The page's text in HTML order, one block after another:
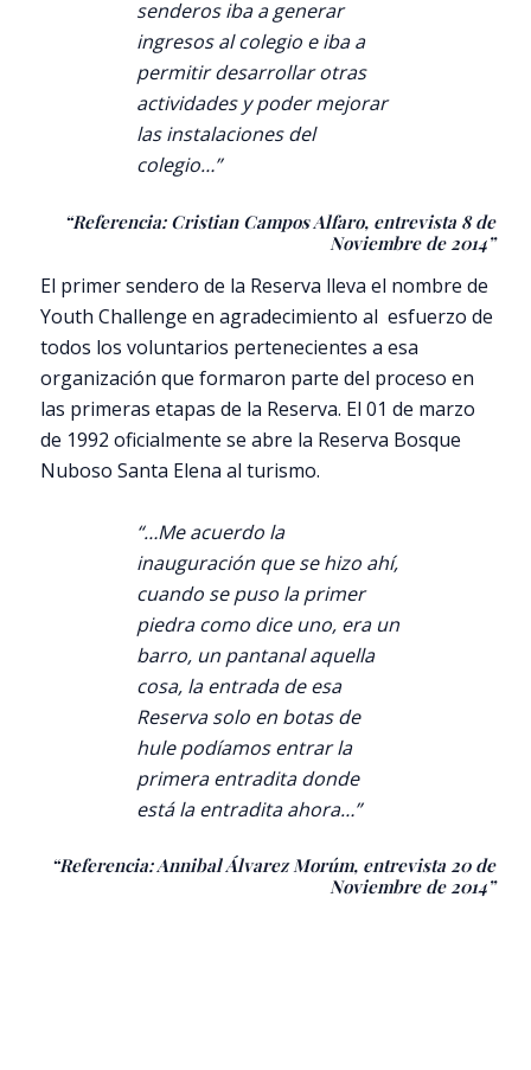
senderos iba a generar
ingresos al colegio e iba a
permitir desarrollar otras
actividades y poder mejorar
las instalaciones del
colegio…”
“Referencia: Cristian Campos Alfaro, entrevista 8 de
Noviembre de 2014”
El primer sendero de la Reserva lleva el nombre de
Youth Challenge en agradecimiento al esfuerzo de
todos los voluntarios pertenecientes a esa
organización que formaron parte del proceso en
las primeras etapas de la Reserva. El 01 de marzo
de 1992 oficialmente se abre la Reserva Bosque
Nuboso Santa Elena al turismo.
“…Me acuerdo la
inauguración que se hizo ahí,
cuando se puso la primer
piedra como dice uno, era un
barro, un pantanal aquella
cosa, la entrada de esa
Reserva solo en botas de
hule podíamos entrar la
primera entradita donde
está la entradita ahora…”
“Referencia: Annibal Álvarez Morúm, entrevista 20 de
Noviembre de 2014”